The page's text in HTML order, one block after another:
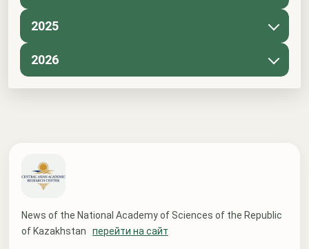
2025
2026
News of the National Academy of Sciences of the Republic
of Kazakhstan
перейти на сайт